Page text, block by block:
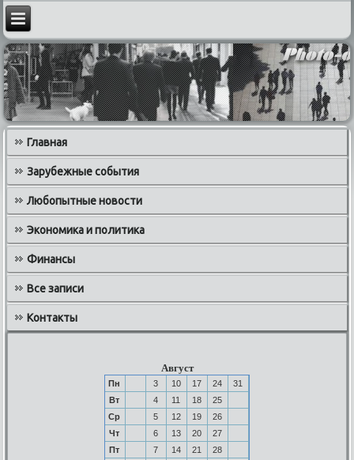
Главная
Зарубежные события
Любопытные новости
Экономика и политика
Финансы
Все записи
Контакты
Август
Пн 3 10 17 24
31
Вт
4 11 18
25
Ср
5 12 19
26
Чт
6 13 20
27
Пт
7 14 21
28